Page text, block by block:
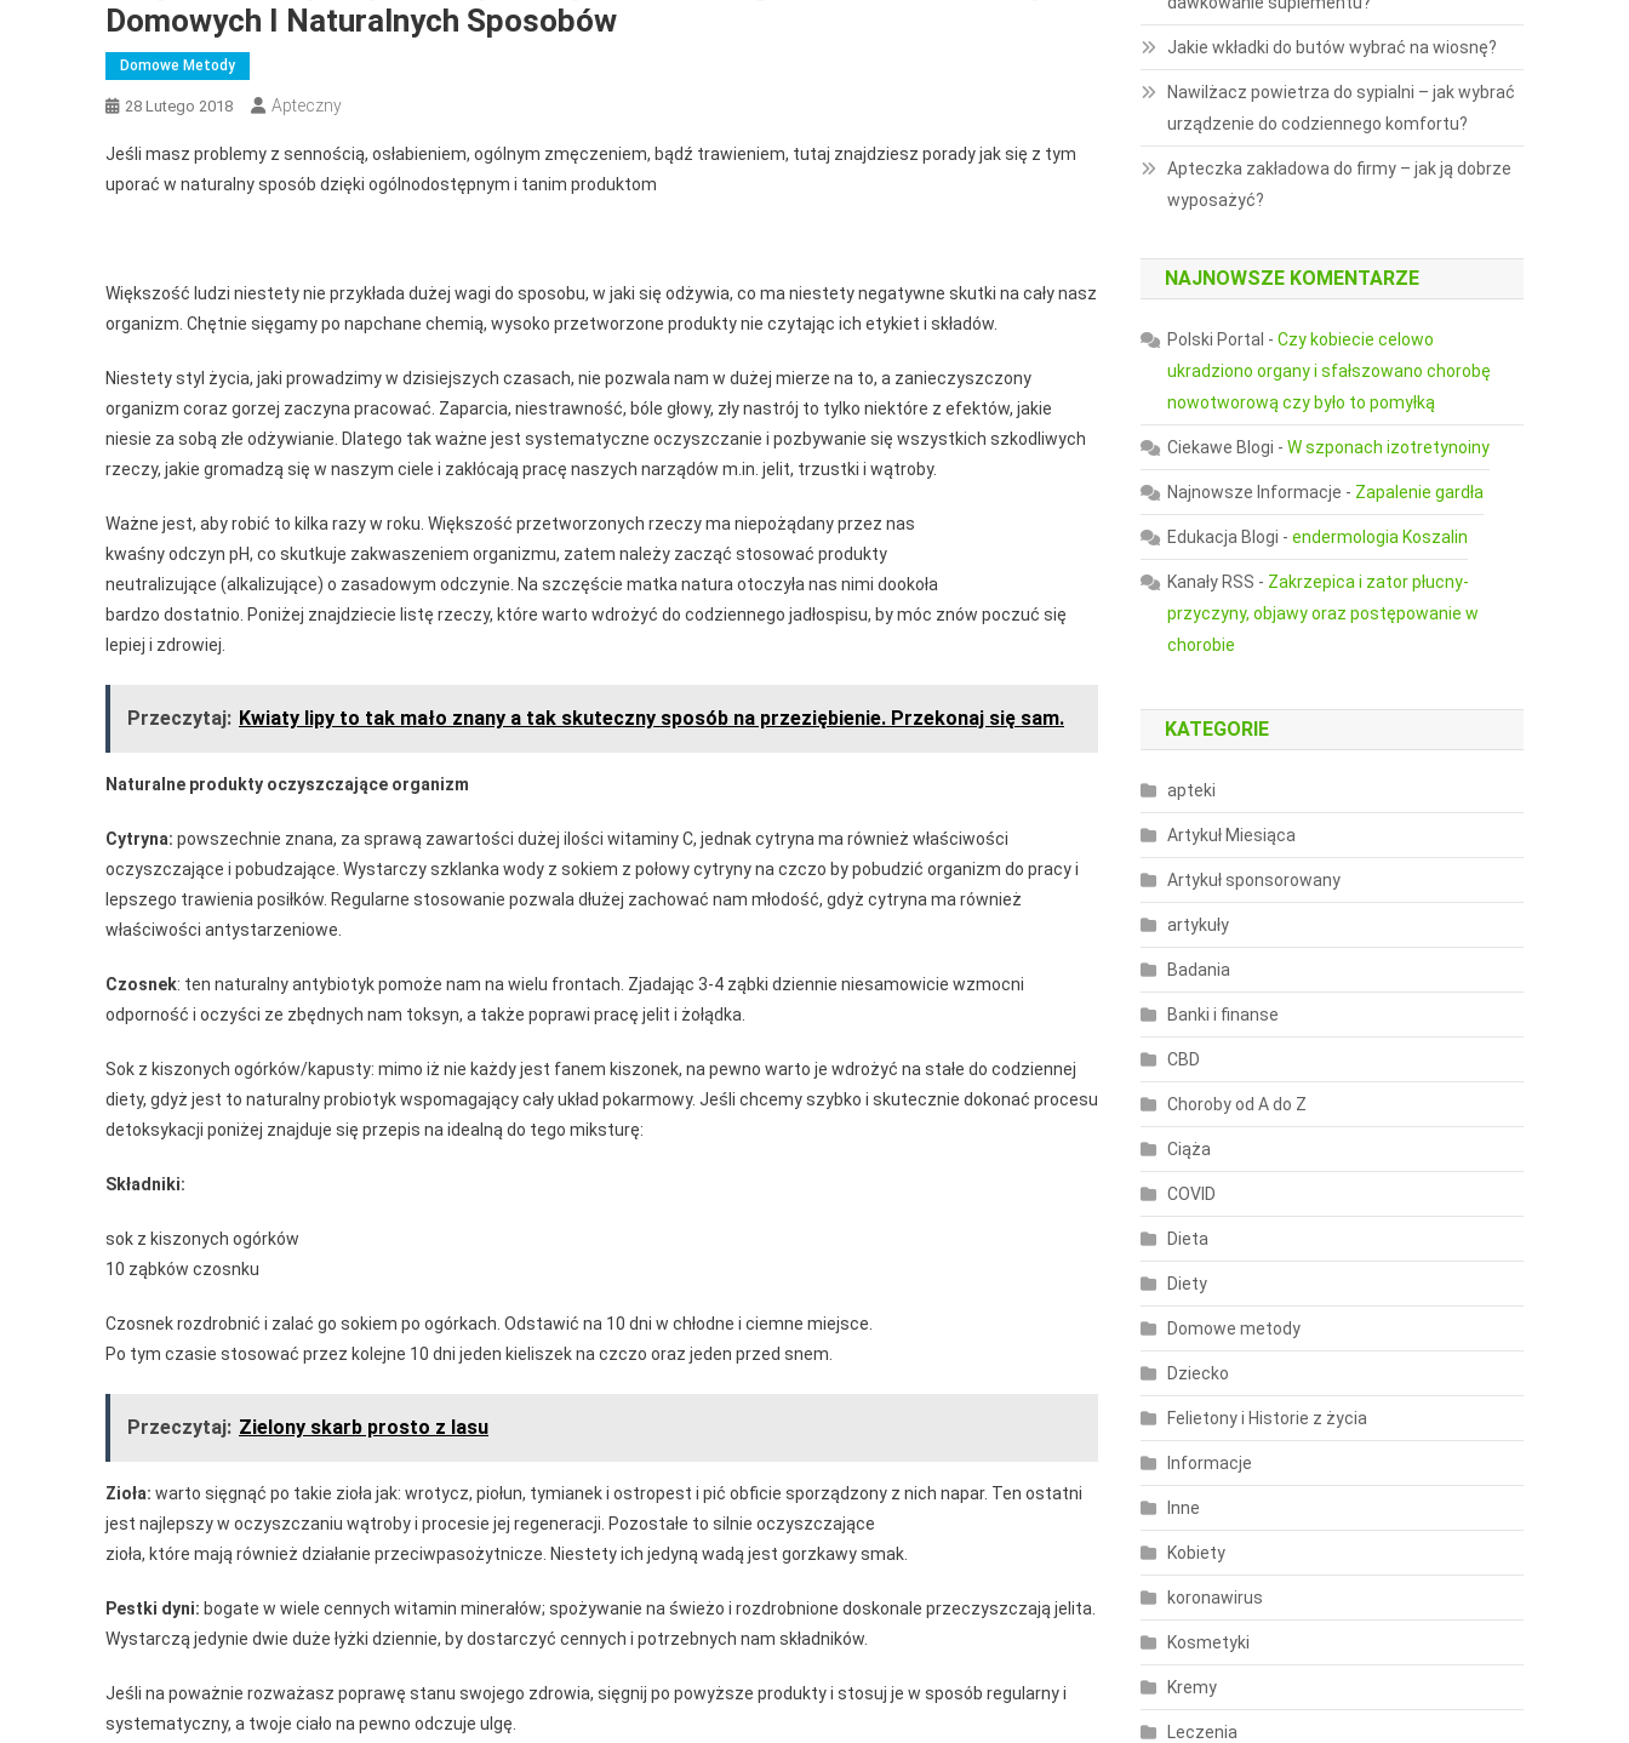
Domowych I Naturalnych Sposobów
Domowe Metody
28 Lutego 2018 Apteczny
Jeśli masz problemy z sennością, osłabieniem, ogólnym zmęczeniem, bądź trawieniem, tutaj znajdziesz porady jak się z tym
uporać w naturalny sposób dzięki ogólnodostępnym i tanim produktom
Większość ludzi niestety nie przykłada dużej wagi do sposobu, w jaki się odżywia, co ma niestety negatywne skutki na cały nasz
organizm. Chętnie sięgamy po napchane chemią, wysoko przetworzone produkty nie czytając ich etykiet i składów.
Niestety styl życia, jaki prowadzimy w dzisiejszych czasach, nie pozwala nam w dużej mierze na to, a zanieczyszczony
organizm coraz gorzej zaczyna pracować. Zaparcia, niestrawność, bóle głowy, zły nastrój to tylko niektóre z efektów, jakie
niesie za sobą złe odżywianie. Dlatego tak ważne jest systematyczne oczyszczanie i pozbywanie się wszystkich szkodliwych
rzeczy, jakie gromadzą się w naszym ciele i zakłócają pracę naszych narządów m.in. jelit, trzustki i wątroby.
Ważne jest, aby robić to kilka razy w roku. Większość przetworzonych rzeczy ma niepożądany przez nas
kwaśny odczyn pH, co skutkuje zakwaszeniem organizmu, zatem należy zacząć stosować produkty
neutralizujące (alkalizujące) o zasadowym odczynie. Na szczęście matka natura otoczyła nas nimi dookoła
bardzo dostatnio. Poniżej znajdziecie listę rzeczy, które warto wdrożyć do codziennego jadłospisu, by móc znów poczuć się
lepiej i zdrowiej.
Przeczytaj: Kwiaty lipy to tak mało znany a tak skuteczny sposób na przeziębienie. Przekonaj się sam.
Naturalne produkty oczyszczające organizm
Cytryna: powszechnie znana, za sprawą zawartości dużej ilości witaminy C, jednak cytryna ma również właściwości
oczyszczające i pobudzające. Wystarczy szklanka wody z sokiem z połowy cytryny na czczo by pobudzić organizm do pracy i
lepszego trawienia posiłków. Regularne stosowanie pozwala dłużej zachować nam młodość, gdyż cytryna ma również
właściwości antystarzeniowe.
Czosnek: ten naturalny antybiotyk pomoże nam na wielu frontach. Zjadając 3-4 ząbki dziennie niesamowicie wzmocni
odporność i oczyści ze zbędnych nam toksyn, a także poprawi pracę jelit i żołądka.
Sok z kiszonych ogórków/kapusty: mimo iż nie każdy jest fanem kiszonek, na pewno warto je wdrożyć na stałe do codziennej
diety, gdyż jest to naturalny probiotyk wspomagający cały układ pokarmowy. Jeśli chcemy szybko i skutecznie dokonać procesu
detoksykacji poniżej znajduje się przepis na idealną do tego miksturę:
Składniki:
sok z kiszonych ogórków
10 ząbków czosnku
Czosnek rozdrobnić i zalać go sokiem po ogórkach. Odstawić na 10 dni w chłodne i ciemne miejsce.
Po tym czasie stosować przez kolejne 10 dni jeden kieliszek na czczo oraz jeden przed snem.
Przeczytaj: Zielony skarb prosto z lasu
Zioła: warto sięgnąć po takie zioła jak: wrotycz, piołun, tymianek i ostropest i pić obficie sporządzony z nich napar. Ten ostatni
jest najlepszy w oczyszczaniu wątroby i procesie jej regeneracji. Pozostałe to silnie oczyszczające
zioła, które mają również działanie przeciwpasożytnicze. Niestety ich jedyną wadą jest gorzkawy smak.
Pestki dyni: bogate w wiele cennych witamin minerałów; spożywanie na świeżo i rozdrobnione doskonale przeczyszczają jelita.
Wystarczą jedynie dwie duże łyżki dziennie, by dostarczyć cennych i potrzebnych nam składników.
Jeśli na poważnie rozważasz poprawę stanu swojego zdrowia, sięgnij po powyższe produkty i stosuj je w sposób regularny i
systematyczny, a twoje ciało na pewno odczuje ulgę.
Jakie wkładki do butów wybrać na wiosnę?
Nawilżacz powietrza do sypialni – jak wybrać
urządzenie do codziennego komfortu?
Apteczka zakładowa do firmy – jak ją dobrze
wyposażyć?
NAJNOWSZE KOMENTARZE
Polski Portal -Czy kobiecie celowo
ukradziono organy i sfałszowano chorobę
nowotworową czy było to pomyłką
Ciekawe Blogi -W szponach izotretynoiny
Najnowsze Informacje - Zapalenie gardła
Edukacja Blogi -endermologia Koszalin
Kanały RSS - Zakrzepica i zator płucny-
przyczyny, objawy oraz postępowanie w
chorobie
KATEGORIE
apteki
Artykuł Miesiąca
Artykuł sponsorowany
artykuły
Badania
Banki i finanse
CBD
Choroby od A do Z
Ciąża
COVID
Dieta
Diety
Domowe metody
Dziecko
Felietony i Historie z życia
Informacje
Inne
Kobiety
koronawirus
Kosmetyki
Kremy
Leczenia